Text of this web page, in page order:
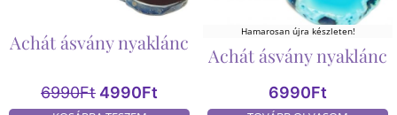
Achát ásvány nyaklánc
6990Ft 4990Ft
Hamarosan újra készleten!
Achát ásvány nyaklánc
6990Ft